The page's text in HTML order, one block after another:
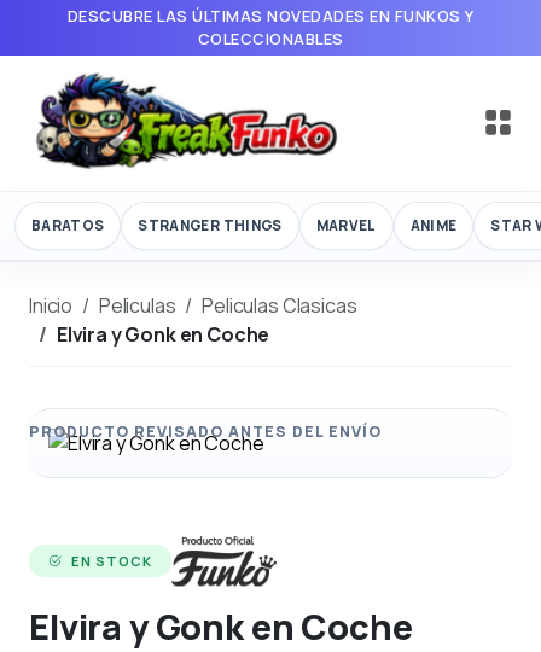
DESCUBRE LAS ÚLTIMAS NOVEDADES EN FUNKOS Y
COLECCIONABLES
BARATOS STRANGER THINGS MARVEL ANIME STAR
Inicio Peliculas
Peliculas Clasicas
Elvira y Gonk en Coche
EN STOCK
Elvira y Gonk en Coche